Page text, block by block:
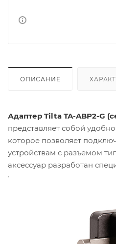
ОПИСАНИЕ
Адаптер Tilta TA-ABP2-G
представляет собой
которое позволяет
устройствам с разъемом
аксессуар разработан
и обеспечивает надежное и